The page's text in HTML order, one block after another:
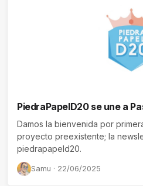
PiedraPapelD20 se une a
Damos la bienvenida por
proyecto preexistente; la
piedrapapeld20.
Samu · 22/06/2025